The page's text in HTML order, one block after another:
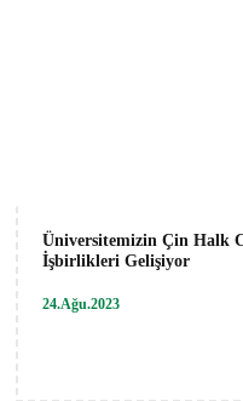
Üniversitemizin Çin Halk
İşbirlikleri Gelişiyor
24.Ağu.2023